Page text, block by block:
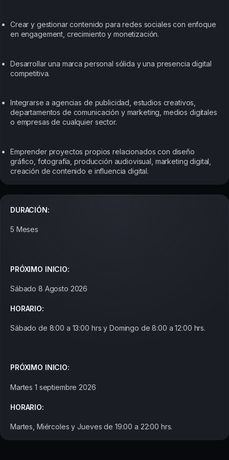
Crear y gestionar contenido para redes sociales con enfoque
en engagement, crecimiento y monetización.
Desarrollar una marca personal sólida y una presencia digital
competitiva.
Integrarse a agencias de publicidad, estudios creativos,
departamentos de comunicación y marketing, medios digitales
o empresas de cualquier sector.
Emprender proyectos propios relacionados con diseño
gráfico, fotografía, producción audiovisual, marketing digital,
creación de contenido e influencia digital.
DURACIÓN:
5 Meses
PRÓXIMO INICIO:
Sábado 8 Agosto 2026
HORARIO:
Sábado de 8:00 a 13:00 hrs y Domingo de 8:00 a 12:00 hrs.
PRÓXIMO INICIO:
Martes 1 septiembre 2026
HORARIO:
Martes, Miércoles y Jueves de 19:00 a 22:00 hrs.